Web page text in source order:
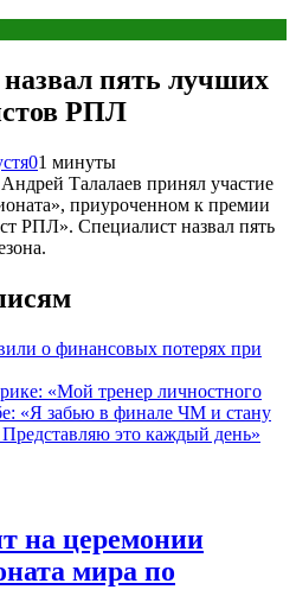
пять лучших
РПЛ
01 минуты
Талалаев принял участие
приуроченном к премии
РПЛ». Специалист назвал пять
о финансовых потерях при
«Мой тренер личностного
«Я забью в финале ЧМ и стану
это каждый день»
на церемонии
мира по